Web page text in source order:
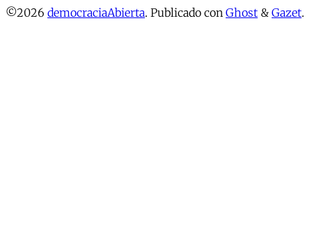
©2026 democraciaAbierta. Publicado con Ghost & Gazet.